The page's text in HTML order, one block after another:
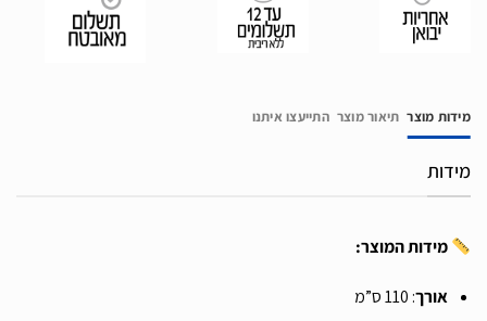
מידות מוצר תיאור מוצר התייעצו איתנו
מידות
מידות המוצר:
אורך: 110 ס”מ